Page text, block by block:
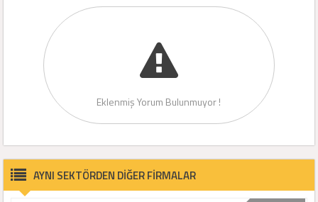
Eklenmiş Yorum Bulunmuyor !
AYNI SEKTÖRDEN DİĞER FİRMALAR